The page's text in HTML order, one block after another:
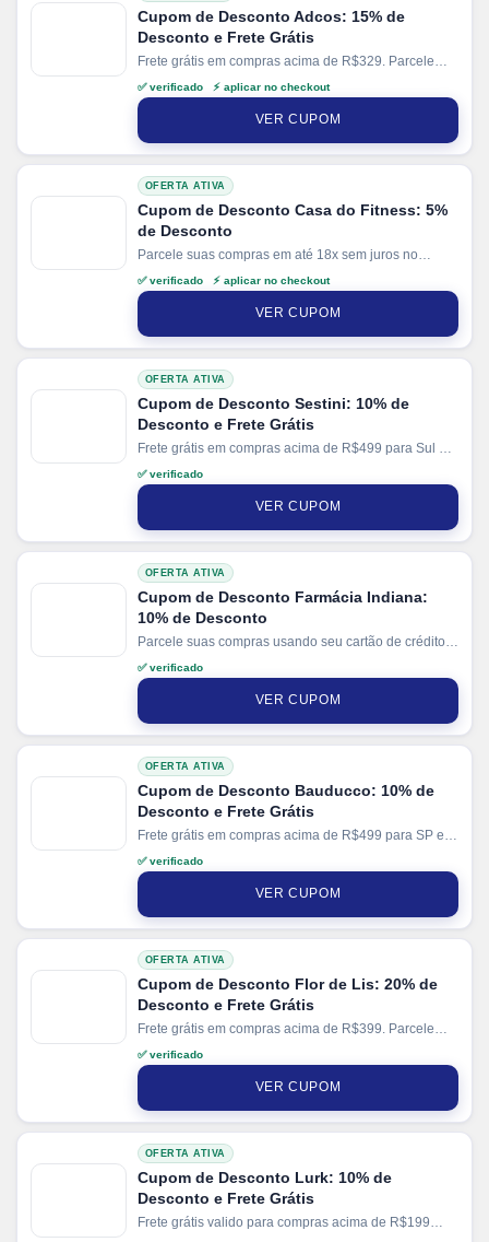
Cupom de Desconto Adcos: 15% de
Desconto e Frete Grátis
Frete grátis em compras acima de R$329. Parcele
suas compras em até 6x sem juros no cartão. Ganhe
+ 3% de desconto em pagamentos via PIX.
✅ verificado ⚡ aplicar no checkout
VER CUPOM
OFERTA ATIVA
Cupom de Desconto Casa do Fitness: 5%
de Desconto
Parcele suas compras em até 18x sem juros no
cartão. Ganhe + 5% de desconto em pagamentos via
PIX.
✅ verificado ⚡ aplicar no checkout
VER CUPOM
OFERTA ATIVA
Cupom de Desconto Sestini: 10% de
Desconto e Frete Grátis
Frete grátis em compras acima de R$499 para Sul e
Sudeste e R$699 demais regiões. Parcele suas
compras em até 10x sem juros no cartão. Ganhe + 3%
de desconto em pagamentos via PIX.
✅ verificado
VER CUPOM
OFERTA ATIVA
Cupom de Desconto Farmácia Indiana:
10% de Desconto
Parcele suas compras usando seu cartão de crédito e
pague em até 10x sem juros.
✅ verificado
VER CUPOM
OFERTA ATIVA
Cupom de Desconto Bauducco: 10% de
Desconto e Frete Grátis
Frete grátis em compras acima de R$499 para SP e
R$999 para demais regiões do Sudeste. Parcele suas
compras em até 4x sem juros no cartão.
✅ verificado
VER CUPOM
OFERTA ATIVA
Cupom de Desconto Flor de Lis: 20% de
Desconto e Frete Grátis
Frete grátis em compras acima de R$399. Parcele
suas compras em até 10x sem juros no cartão.
✅ verificado
VER CUPOM
OFERTA ATIVA
Cupom de Desconto Lurk: 10% de
Desconto e Frete Grátis
Frete grátis valido para compras acima de R$199